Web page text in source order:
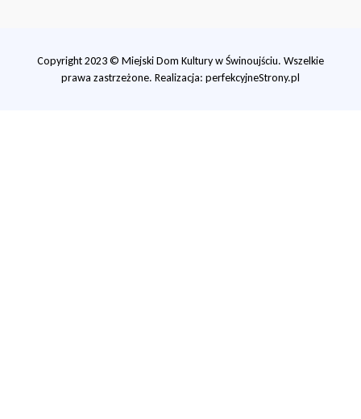
Copyright 2023 © Miejski Dom Kultury w Świnoujściu. Wszelkie
prawa zastrzeżone. Realizacja: perfekcyjneStrony.pl